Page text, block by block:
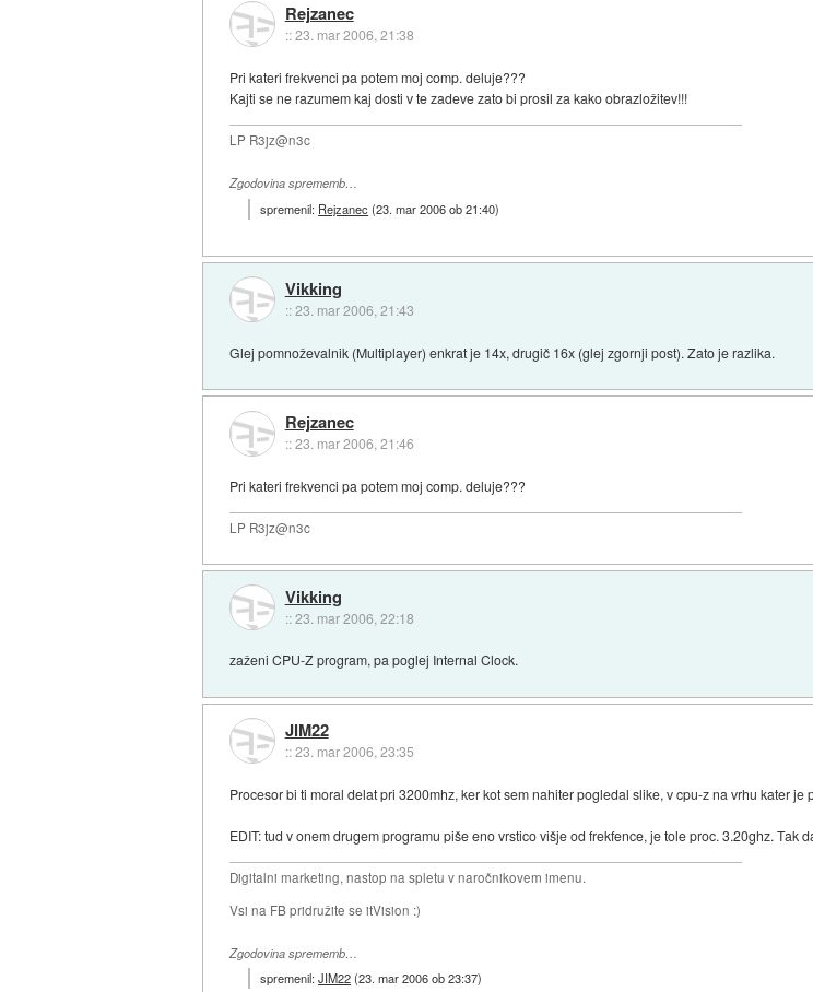
Rejzanec
::23. mar 2006, 21:38
Pri kateri frekvenci pa potem moj comp. deluje???
Kajti se ne razumem kaj dosti v te zadeve zato bi prosil za kako obrazložitev!!!
LP R3jz@n3c
Zgodovina sprememb…
spremenil: Rejzanec(23. mar 2006 ob 21:40)
Vikking
::23. mar 2006, 21:43
Glej pomnoževalnik (Multiplayer) enkrat je 14x, drugič 16x (glej zgornji post). Zato je razlika.
Rejzanec
::23. mar 2006, 21:46
Pri kateri frekvenci pa potem moj comp. deluje???
LP R3jz@n3c
Vikking
::23. mar 2006, 22:18
zaženi CPU-Z program, pa poglej Internal Clock.
JIM22
::23. mar 2006, 23:35
Procesor bi ti moral delat pri 3200mhz, ker kot sem nahiter pogledal slike, v cpu-z na vrhu kater je
EDIT: tud v onem drugem programu piše eno vrstico višje od frekfence, je tole proc. 3.20ghz. Tak
Digitalni marketing, nastop na spletu v naročnikovem imenu.
Vsi na FB pridružite se itVision :)
Zgodovina sprememb…
spremenil:JIM22(23. mar 2006 ob 23:37)